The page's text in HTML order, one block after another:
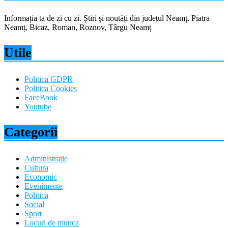
Informația ta de zi cu zi. Știri și noutăți din județul Neamț. Piatra
Neamț, Bicaz, Roman, Roznov, Târgu Neamț
Utile
Politica GDPR
Politica Cookies
FaceBook
Youtube
Categorii
Administratie
Cultura
Economic
Evenimente
Politica
Social
Sport
Locuri de munca